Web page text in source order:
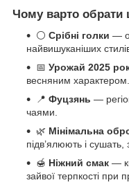
Чому варто обрати
⚪ Срібні голки —
найвишуканіших
📅 Урожай 2025
весняним характером.
📍 Фуцзянь —
чаями.
🌿 Мінімальна
підв’ялюють і
🍯 Ніжний смак —
зайвої терпкості при